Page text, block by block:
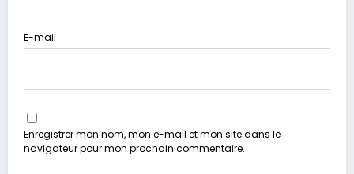
E-mail
Enregistrer mon nom, mon e-mail et mon site dans le
navigateur pour mon prochain commentaire.